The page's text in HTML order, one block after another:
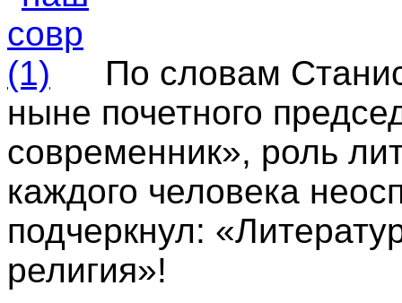
По словам
ныне почетного
современник», роль
каждого человека
подчеркнул:
религия»!